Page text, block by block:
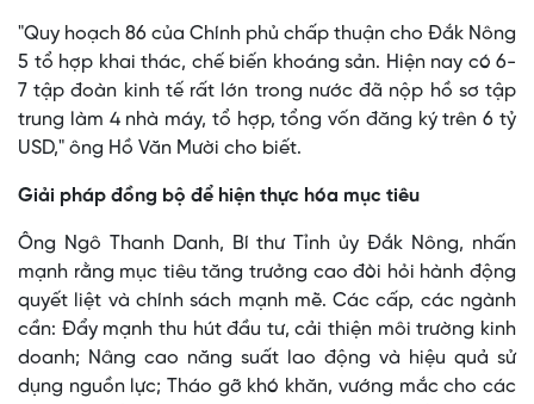
"Quy hoạch 86 của Chính phủ chấp thuận cho Đắk Nông
5 tổ hợp khai thác, chế biến khoáng sản. Hiện nay có 6-
7 tập đoàn kinh tế rất lớn trong nước đã nộp hồ sơ tập
trung làm 4 nhà máy, tổ hợp, tổng vốn đăng ký trên 6 tỷ
USD," ông Hồ Văn Mười cho biết.
Giải pháp đồng bộ để hiện thực hóa mục tiêu
Ông Ngô Thanh Danh, Bí thư Tỉnh ủy Đắk Nông, nhấn
mạnh rằng mục tiêu tăng trưởng cao đòi hỏi hành động
quyết liệt và chính sách mạnh mẽ. Các cấp, các ngành
cần: Đẩy mạnh thu hút đầu tư, cải thiện môi trường kinh
doanh; Nâng cao năng suất lao động và hiệu quả sử
dụng nguồn lực; Tháo gỡ khó khăn, vướng mắc cho các